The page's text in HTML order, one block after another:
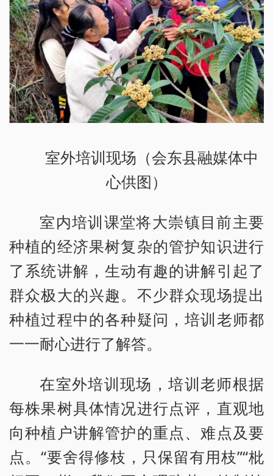
室外培训现场（会东县融媒体中
心供图）
室内培训课堂将大崇镇目前主要
种植的经济果树复杂的管护知识进行
了系统讲解，生动有趣的讲解引起了
群众极大的兴趣。不少群众现场提出
种植过程中的各种疑问，培训老师都
一一耐心进行了解答。
在室外培训现场，培训老师根据
每株果树具体情况进行点评，直观地
向种植户讲解管护的重点、难点及要
点。“要舍得修枝，只保留有用枝”“枇